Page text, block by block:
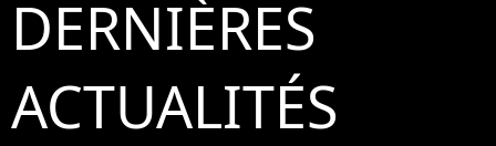
DERNIÈRES
ACTUALITÉS